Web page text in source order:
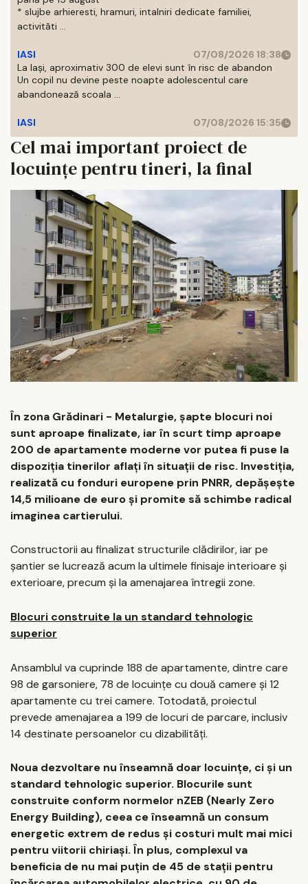
* slujbe arhieresti, hramuri, intalniri dedicate familiei,
activităti ...
IASI
07/08/2026 18:38
La Iași, aproximativ 300 de elevi sunt în risc de abandon
Un copil nu devine peste noapte adolescentul care
abandonează scoala ...
IASI 07/08/2026 15:35
Cel mai important proiect de
locuințe pentru tineri, la final
În zona Grădinari - Metalurgie, șapte blocuri noi
sunt aproape finalizate, iar în scurt timp aproape
200 de apartamente moderne vor putea fi puse la
dispoziția tinerilor aflați în situații de risc. Investiția,
realizată cu fonduri europene prin PNRR, depășește
14,5 milioane de euro și promite să schimbe radical
imaginea cartierului.
Constructorii au finalizat structurile clădirilor, iar pe
șantier se lucrează acum la ultimele finisaje interioare și
exterioare, precum și la amenajarea întregii zone.
Blocuri construite la un standard tehnologic
superior
Ansamblul va cuprinde 188 de apartamente, dintre care
98 de garsoniere, 78 de locuințe cu două camere și 12
apartamente cu trei camere. Totodată, proiectul
prevede amenajarea a 199 de locuri de parcare, inclusiv
14 destinate persoanelor cu dizabilități.
Noua dezvoltare nu înseamnă doar locuințe, ci și un
standard tehnologic superior. Blocurile sunt
construite conform normelor nZEB (Nearly Zero
Energy Building), ceea ce înseamnă un consum
energetic extrem de redus și costuri mult mai mici
pentru viitorii chiriași. În plus, complexul va
beneficia de nu mai puțin de 45 de stații pentru